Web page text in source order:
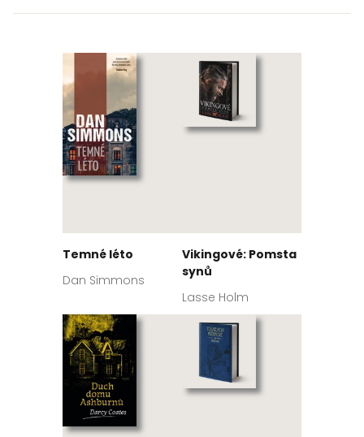
Temné léto
Dan Simmons
Vikingové: Pomsta
synů
Lasse Holm